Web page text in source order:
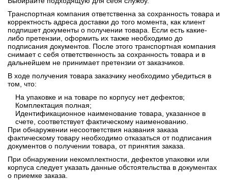
Транспортная компания ответственна за сохранность товара и
корректность адреса доставки до того момента, как клиент
подпишет документы о получении товара. Если есть какие-
либо претензии, оформить их также необходимо до
подписания документов. После этого транспортная компания
снимает с себя ответственность за сохранность товара и в
дальнейшем не принимает претензии от заказчиков.
В ходе получения товара заказчику необходимо убедиться в
том, что:
На упаковке и на товаре по корпусу нет дефектов;
Комплектация полная;
Идентификационное наименование товара, указанное в
счете, соответствует фактическому наименованию.
При обнаружении несоответствия названия заказа
фактическому товару необходимо отказаться от подписания
документов о получении товара, от принятия заказа.
При обнаружении некомплектности, дефектов упаковки или
корпуса следует указать данные обстоятельства в документах
о приемке заказа.